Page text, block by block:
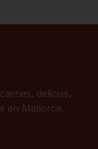
delicias,
en Mallorca.